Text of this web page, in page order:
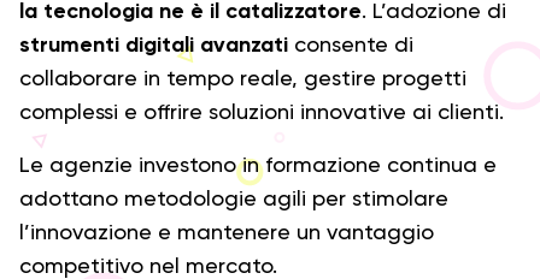
la tecnologia ne è il catalizzatore. L’adozione di
strumenti digitali avanzati consente di
collaborare in tempo reale, gestire progetti
complessi e offrire soluzioni innovative ai clienti.
Le agenzie investono in formazione continua e
adottano metodologie agili per stimolare
l’innovazione e mantenere un vantaggio
competitivo nel mercato.